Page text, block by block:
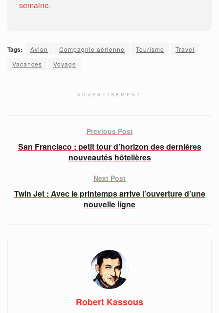
semaine.
Tags: Avion Compagnie aérienne Tourisme
Travel
Vacances
Voyage
ADVERTISEMENT
Previous Post
San Francisco : petit tour d’horizon des dernières
nouveautés hôtelières
Next Post
Twin Jet : Avec le printemps arrive l’ouverture d’une
nouvelle ligne
Robert Kassous